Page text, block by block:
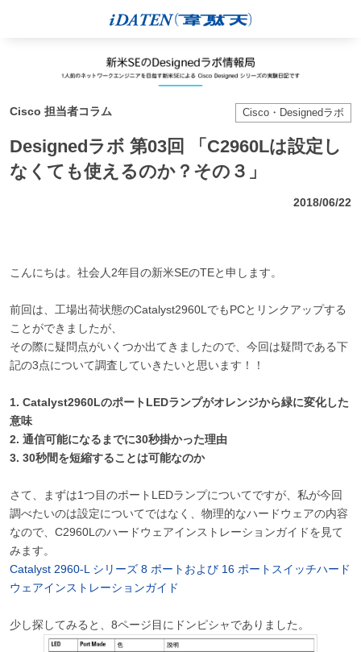
Cisco 担当者コラム Cisco・Designedラボ
Designedラボ 第03回 「C2960Lは設定し
なくても使えるのか？その３」
2018/06/22
こんにちは。社会人2年目の新米SEのTEと申します。
前回は、工場出荷状態のCatalyst2960LでもPCとリンクアップする
ことができましたが、
その際に疑問点がいくつか出てきましたので、今回は疑問である下
記の3点について調査していきたいと思います！！
1. Catalyst2960LのポートLEDランプがオレンジから緑に変化した
意味
2. 通信可能になるまでに30秒掛かった理由
3. 30秒間を短縮することは可能なのか
さて、まずは1つ目のポートLEDランプについてですが、私が今回
調べたいのは設定についてではなく、物理的なハードウェアの内容
なので、C2960Lのハードウェアインストレーションガイドを見て
みます。
Catalyst 2960-L シリーズ 8 ポートおよび 16 ポートスイッチハード
ウェアインストレーションガイド
少し探してみると、8ページ目にドンピシャでありました。